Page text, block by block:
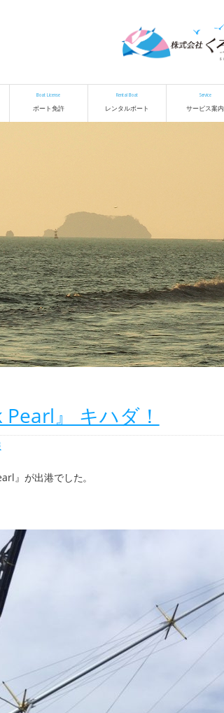
Boat License
ボート免許
Rental Boat
レンタルボート
Service
サービス案内
』 キハダ！
』が出港でした。